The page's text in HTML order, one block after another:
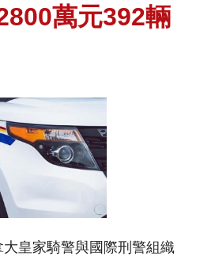
萬元392輛
大皇家騎警與國際刑警組織